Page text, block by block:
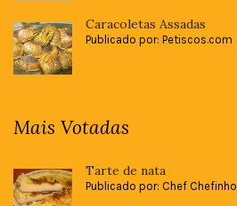
Caracoletas Assadas
Publicado por: Petiscos.com
Mais Votadas
Tarte de nata
Publicado por: Chef Chefinho